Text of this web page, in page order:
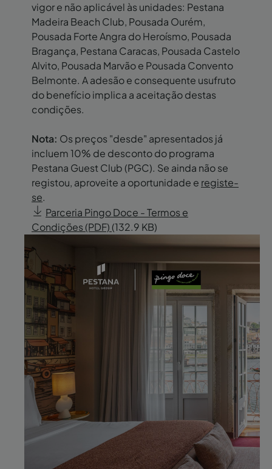
vigor e não aplicável às unidades: Pestana
Madeira Beach Club, Pousada Ourém,
Pousada Forte Angra do Heroísmo, Pousada
Bragança, Pestana Caracas, Pousada Castelo
Alvito, Pousada Marvão e Pousada Convento
Belmonte. A adesão e consequente usufruto
do benefício implica a aceitação destas
condições.
Nota: Os preços "desde" apresentados já
incluem 10% de desconto do programa
Pestana Guest Club (PGC). Se ainda não se
registou, aproveite a oportunidade e registe-
se.
Parceria Pingo Doce - Termos e
Condições (PDF) (132.9 KB)